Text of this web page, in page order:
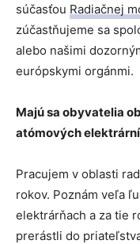
súčasťou Radiačnej
zúčastňujeme sa
alebo našimi
európskymi orgánmi.
Majú sa obyvatelia
atómových
Pracujem v oblasti
rokov. Poznám veľa
elektrárňach a za tie
prerástli do